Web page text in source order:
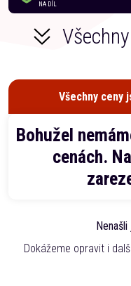
NA DÍL
Všechny ceny
Bohužel
cenách.
Dokážeme opravit i